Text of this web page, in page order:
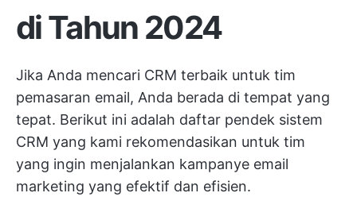
di Tahun 2024
Jika Anda mencari CRM terbaik untuk tim
pemasaran email, Anda berada di tempat yang
tepat. Berikut ini adalah daftar pendek sistem
CRM yang kami rekomendasikan untuk tim
yang ingin menjalankan kampanye email
marketing yang efektif dan efisien.